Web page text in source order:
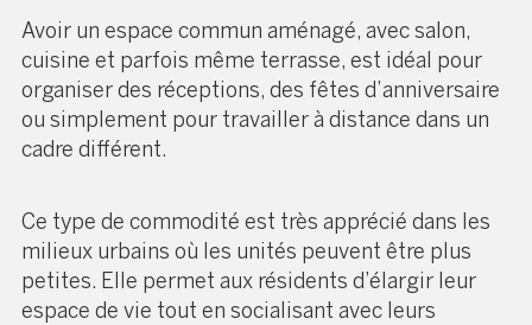
Avoir un espace commun aménagé, avec salon,
cuisine et parfois même terrasse, est idéal pour
organiser des réceptions, des fêtes d’anniversaire
ou simplement pour travailler à distance dans un
cadre différent.
Ce type de commodité est très apprécié dans les
milieux urbains où les unités peuvent être plus
petites. Elle permet aux résidents d’élargir leur
espace de vie tout en socialisant avec leurs